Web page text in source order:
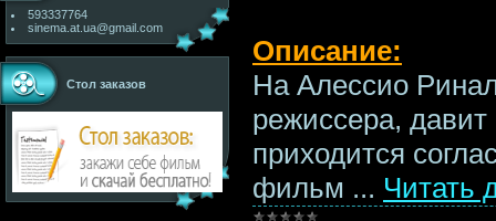
593337764
sinema.at.ua@gmail.com
Стол заказов
Описание:
На Алессио
режиссера,
приходится
фильм ... Читать